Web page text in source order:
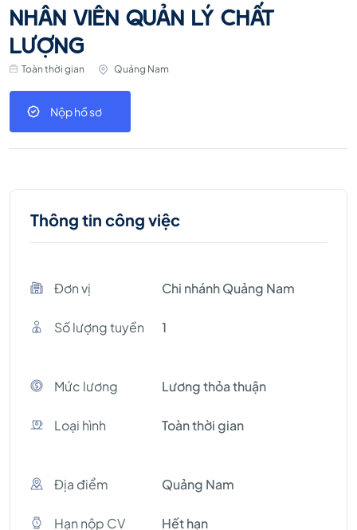
NHÂN VIÊN QUẢN LÝ CHẤT
LƯỢNG
Toàn thời gian Quảng Nam
Nộp hồ sơ
Thông tin công việc
Đơn vị Chi nhánh Quảng Nam
Số lượng tuyền 1
Mức lương Lương thỏa thuận
Loại hình Toàn thời gian
Địa điểm Quảng Nam
Hạn nộp CV Hết hạn